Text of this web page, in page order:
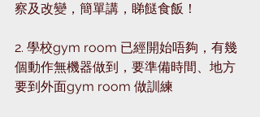
察及改變，簡單講，睇餸食飯！
2. 學校gym room 已經開始唔夠，有幾
個動作無機器做到，要準備時間、地方
要到外面gym room 做訓練